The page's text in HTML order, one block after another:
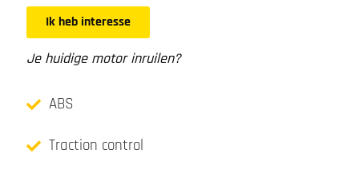
Ik heb interesse
Je huidige motor inruilen?
ABS
Traction control